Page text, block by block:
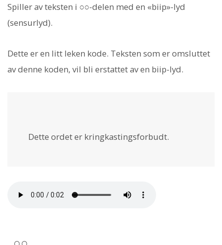
Spiller av teksten i ○○-delen med en «biip»-lyd
(sensurlyd).
Dette er en litt leken kode. Teksten som er omsluttet
av denne koden, vil bli erstattet av en biip-lyd.
Dette ordet er kringkastingsforbudt.